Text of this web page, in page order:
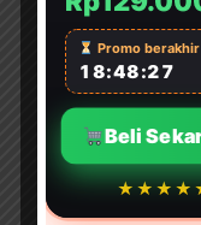
Promo berakhir
18:48:25
Beli